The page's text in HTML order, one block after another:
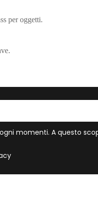
per oggetti.
momenti. A questo